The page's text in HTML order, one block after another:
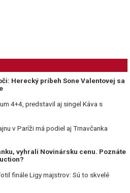
Herecký príbeh Sone Valentovej sa
4+4, predstavil aj singel Káva s
v Paríži má podiel aj Trnavčanka
vyhrali Novinársku cenu. Poznáte
finále Ligy majstrov: Sú to skvelé